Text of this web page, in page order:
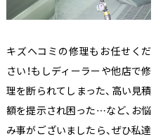
キズヘコミの修理もお任せくだ
さい！もしディーラーや他店で修
理を断られてしまった、高い見積
額を提示され困った…など、お悩
み事がございましたら、ぜひ私達